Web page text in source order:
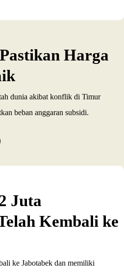
Harga
dunia akibat konflik di Timur
beban anggaran subsidi.
Juta
Kembali ke
ke Jabotabek dan memiliki